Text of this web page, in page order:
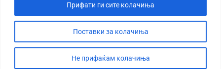
Поставки за колачиња
Не прифаќам колачиња
Прифати ги сите колачиња
СТОРИЈА
ДЕБАТА